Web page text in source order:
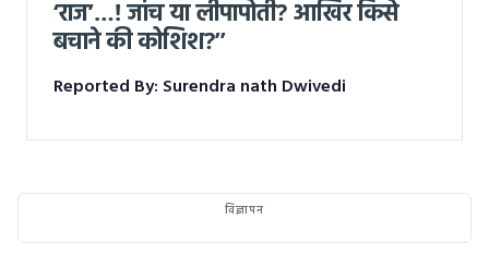
‘राज’…! जांच या लीपापोती? आखिर किसे
बचाने की कोशिश?”
Reported By: Surendra nath Dwivedi
विज्ञापन